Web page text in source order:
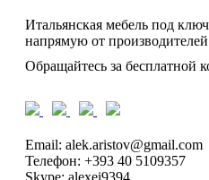
Итальянская мебель под
напрямую от
Обращайтесь за бесплатной
Email: alek.aristov@gmail.com
Телефон: +393 40 5109357